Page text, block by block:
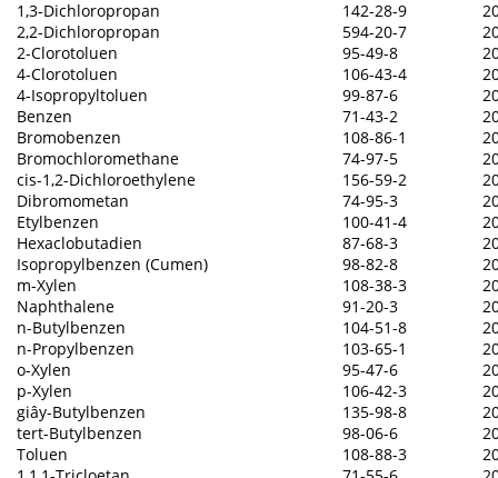
1,3-Dichloropropan
142-28-9
2,2-Dichloropropan
594-20-7
2-Clorotoluen
95-49-8
4-Clorotoluen
106-43-4
4-Isopropyltoluen
99-87-6
Benzen
71-43-2
Bromobenzen
108-86-1
Bromochloromethane
74-97-5
cis-1,2-Dichloroethylene
156-59-2
Dibromometan
74-95-3
Etylbenzen
100-41-4
Hexaclobutadien
87-68-3
Isopropylbenzen (Cumen)
98-82-8
m-Xylen
108-38-3
Naphthalene
91-20-3
n-Butylbenzen
104-51-8
n-Propylbenzen
103-65-1
o-Xylen
95-47-6
p-Xylen
106-42-3
giây-Butylbenzen
135-98-8
tert-Butylbenzen
98-06-6
Toluen
108-88-3